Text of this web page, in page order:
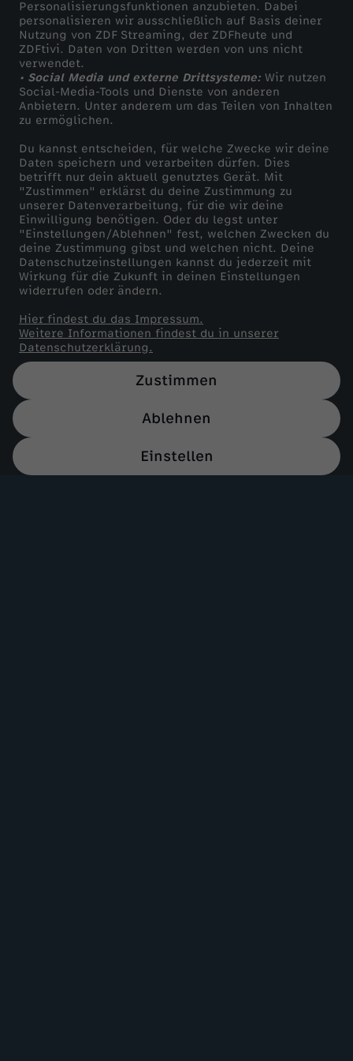
Personalisierungsfunktionen anzubieten. Dabei
personalisieren wir ausschließlich auf Basis deiner
Nutzung von ZDF Streaming, der ZDFheute und
ZDFtivi. Daten von Dritten werden von uns nicht
verwendet.
• Social Media und externe Drittsysteme: Wir nutzen
Social-Media-Tools und Dienste von anderen
Anbietern. Unter anderem um das Teilen von Inhalten
zu ermöglichen.
Du kannst entscheiden, für welche Zwecke wir deine
Daten speichern und verarbeiten dürfen. Dies
betrifft nur dein aktuell genutztes Gerät. Mit
"Zustimmen" erklärst du deine Zustimmung zu
unserer Datenverarbeitung, für die wir deine
Einwilligung benötigen. Oder du legst unter
"Einstellungen/Ablehnen" fest, welchen Zwecken du
deine Zustimmung gibst und welchen nicht. Deine
Datenschutzeinstellungen kannst du jederzeit mit
Wirkung für die Zukunft in deinen Einstellungen
widerrufen oder ändern.
Hier findest du das Impressum.
Weitere Informationen findest du in unserer
Datenschutzerklärung.
Zustimmen
Ablehnen
Einstellen